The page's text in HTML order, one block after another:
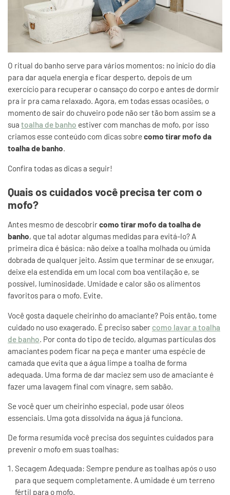
O ritual do banho serve para vários momentos: no início do dia
para dar aquela energia e ficar desperto, depois de um
exercício para recuperar o cansaço do corpo e antes de dormir
pra ir pra cama relaxado. Agora, em todas essas ocasiões, o
momento de sair do chuveiro pode não ser tão bom assim se a
sua toalha de banho estiver com manchas de mofo, por isso
criamos esse conteúdo com dicas sobrecomo tirar mofo da
toalha de banho.
Confira todas as dicas a seguir!
Quais os cuidados você precisa ter com o
mofo?
Antes mesmo de descobrircomo tirar mofo da toalha de
banho, que tal adotar algumas medidas para evitá-lo? A
primeira dica é básica: não deixe a toalha molhada ou úmida
dobrada de qualquer jeito. Assim que terminar de se enxugar,
deixe ela estendida em um local com boa ventilação e, se
possível, luminosidade. Umidade e calor são os alimentos
favoritos para o mofo. Evite.
Você gosta daquele cheirinho do amaciante? Pois então, tome
cuidado no uso exagerado. É preciso saber como lavar a toalha
de banho. Por conta do tipo de tecido, algumas partículas dos
amaciantes podem ficar na peça e manter uma espécie de
camada que evita que a água limpe a toalha de forma
adequada. Uma forma de dar maciez sem uso de amaciante é
fazer uma lavagem final com vinagre, sem sabão.
Se você quer um cheirinho especial, pode usar óleos
essenciais. Uma gota dissolvida na água já funciona.
De forma resumida você precisa dos seguintes cuidados para
prevenir o mofo em suas toalhas:
Secagem Adequada: Sempre pendure as toalhas após o uso
para que sequem completamente. A umidade é um terreno
fértil para o mofo.